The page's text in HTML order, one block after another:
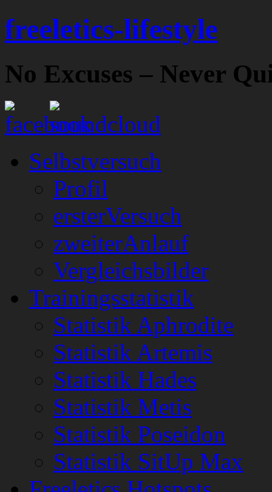
freeletics-lifestyle
No Excuses – Never
Selbstversuch
Profil
ersterVersuch
zweiterAnlauf
Vergleichsbilder
Trainingsstatistik
Statistik Aphrodite
Statistik Artemis
Statistik Hades
Statistik Metis
Statistik Poseidon
Statistik SitUp Max